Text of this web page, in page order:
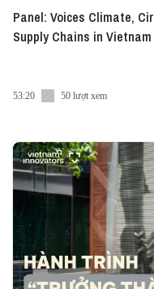
Panel: Voices Climate, Circularity, and Socially Inclusive
Supply Chains in Vietnam
53:20 50 lượt xem